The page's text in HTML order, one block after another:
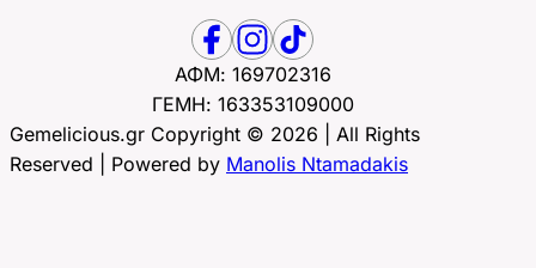
ΑΦΜ: 169702316
ΓΕΜΗ: 163353109000
Gemelicious.gr Copyright © 2026 | All Rights
Reserved | Powered by Manolis Ntamadakis